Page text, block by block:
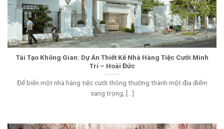
Tái Tạo Không Gian: Dự Án Thiết Kế Nhà Hàng Tiệc Cưới Minh
Trí – Hoài Đức
Để biến một nhà hàng tiệc cưới thông thường thành một địa điểm
sang trọng, [...]